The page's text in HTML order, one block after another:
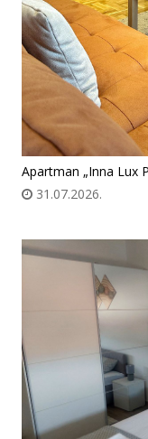
Apartman „Inna Lux
31.07.2026.